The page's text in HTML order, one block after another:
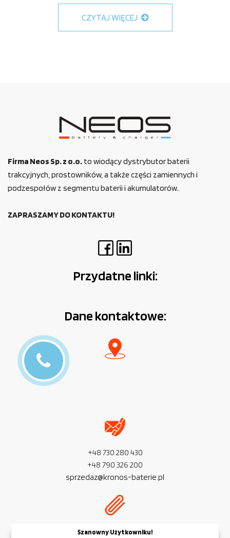
CZYTAJ WIĘCEJ
Firma Neos Sp. z o.o. to wiodący dystrybutor baterii
trakcyjnych, prostowników, a także części zamiennych i
podzespołów z segmentu baterii i akumulatorów..
ZAPRASZAMY DO KONTAKTU!
Przydatne linki:
Dane kontaktowe:
+48 730 280 430
+48 790 326 200
sprzedaz@kronos-baterie.pl
NIP:PL 954 279 77 32
Szanowny Użytkowniku!